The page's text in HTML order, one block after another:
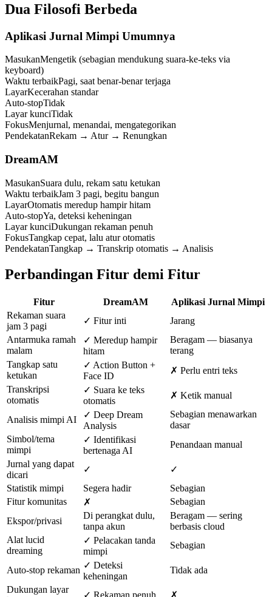
Dua Filosofi Berbeda
Aplikasi Jurnal Mimpi Umumnya
MasukanMengetik (sebagian mendukung suara-ke-teks via
keyboard)
Waktu terbaikPagi, saat benar-benar terjaga
LayarKecerahan standar
Auto-stopTidak
Layar kunciTidak
FokusMenjurnal, menandai, mengategorikan
PendekatanRekam → Atur → Renungkan
DreamAM
MasukanSuara dulu, rekam satu ketukan
Waktu terbaikJam 3 pagi, begitu bangun
LayarOtomatis meredup hampir hitam
Auto-stopYa, deteksi keheningan
Layar kunciDukungan rekaman penuh
FokusTangkap cepat, lalu atur otomatis
PendekatanTangkap → Transkrip otomatis → Analisis
Perbandingan Fitur demi Fitur
Fitur DreamAM
Aplikasi Jurnal Mimpi
Rekaman suara
jam 3 pagi
✓ Fitur inti
Jarang
Antarmuka ramah
malam
✓ Meredup hampir
hitam
Beragam — biasanya
terang
Tangkap satu
ketukan
✓ Action Button +
Face ID
✗ Perlu entri teks
Transkripsi
otomatis
✓ Suara ke teks
otomatis
✗ Ketik manual
Analisis mimpi AI
✓ Deep Dream
Analysis
Sebagian menawarkan
dasar
Simbol/tema
mimpi
✓ Identifikasi
bertenaga AI
Penandaan manual
Jurnal yang dapat
dicari
✓
✓
Statistik mimpi
Segera hadir
Sebagian
Fitur komunitas
✗
Sebagian
Ekspor/privasi
Di perangkat dulu,
tanpa akun
Beragam — sering
berbasis cloud
Alat lucid
dreaming
✓ Pelacakan tanda
mimpi
Sebagian
Auto-stop rekaman ✓ Deteksi
keheningan
Tidak ada
Dukungan layar
✓ Rekaman penuh
✗